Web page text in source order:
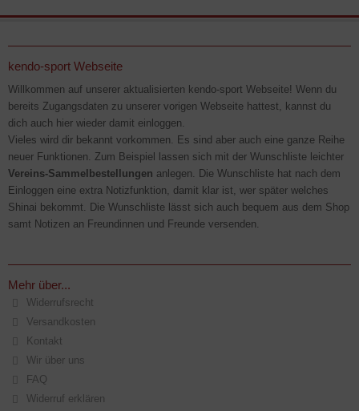
kendo-sport Webseite
Willkommen auf unserer aktualisierten kendo-sport Webseite! Wenn du
bereits Zugangsdaten zu unserer vorigen Webseite hattest, kannst du
dich auch hier wieder damit einloggen.
Vieles wird dir bekannt vorkommen. Es sind aber auch eine ganze Reihe
neuer Funktionen. Zum Beispiel lassen sich mit der Wunschliste leichter
Vereins-Sammelbestellungen anlegen. Die Wunschliste hat nach dem
Einloggen eine extra Notizfunktion, damit klar ist, wer später welches
Shinai bekommt. Die Wunschliste lässt sich auch bequem aus dem Shop
samt Notizen an Freundinnen und Freunde versenden.
Mehr über...
Widerrufsrecht
Versandkosten
Kontakt
Wir über uns
FAQ
Widerruf erklären